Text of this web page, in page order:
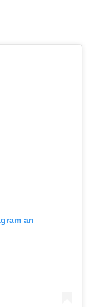
an